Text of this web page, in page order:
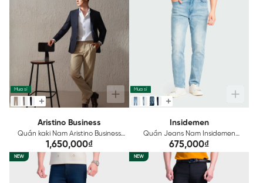
Mua sỉ
Aristino Business
Quần kaki Nam Aristino Business
Cotton 1KK00803
1,650,000₫
Mua sỉ
Insidemen
Quần Jeans Nam Insidemen
Regular IJN0380Z
675,000₫
NEW NEW